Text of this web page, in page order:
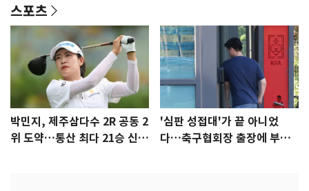
스포츠
박민지, 제주삼다수 2R 공동 2
위 도약…통산 최다 21승 신기
'심판 성접대'가 끝 아니었
다…축구협회장 출장에 부인